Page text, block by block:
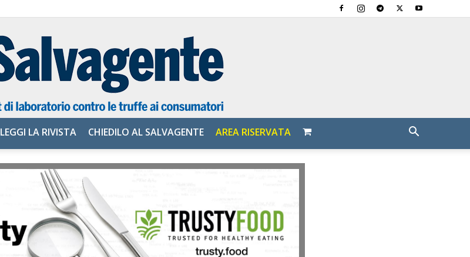
Salvagente
LEGGI LA RIVISTA CHIEDILO AL SALVAGENTE AREA RISERVATA